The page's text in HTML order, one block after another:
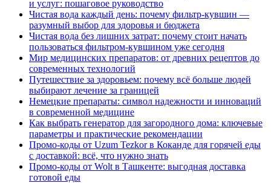
и услуг: пошаговое руководство
Чистая вода каждый день: почему фильтр-кувшин —
разумный выбор для здоровья и бюджета
Чистая вода без лишних затрат: почему стоит начать
пользоваться фильтром-кувшином уже сегодня
Мир медицинских препаратов: от древних рецептов до
современных технологий
Путешествие за здоровьем: почему всё больше людей
выбирают лечение за границей
Немецкие препараты: символ надежности и инноваций
в современной медицине
Как выбрать генератор для загородного дома: ключевые
параметры и практические рекомендации
Промо-коды от Uzum Tezkor в Коканде для горячей еды
с доставкой: всё, что нужно знать
Промо-коды от Wolt в Ташкенте: выгодная доставка
готовой еды